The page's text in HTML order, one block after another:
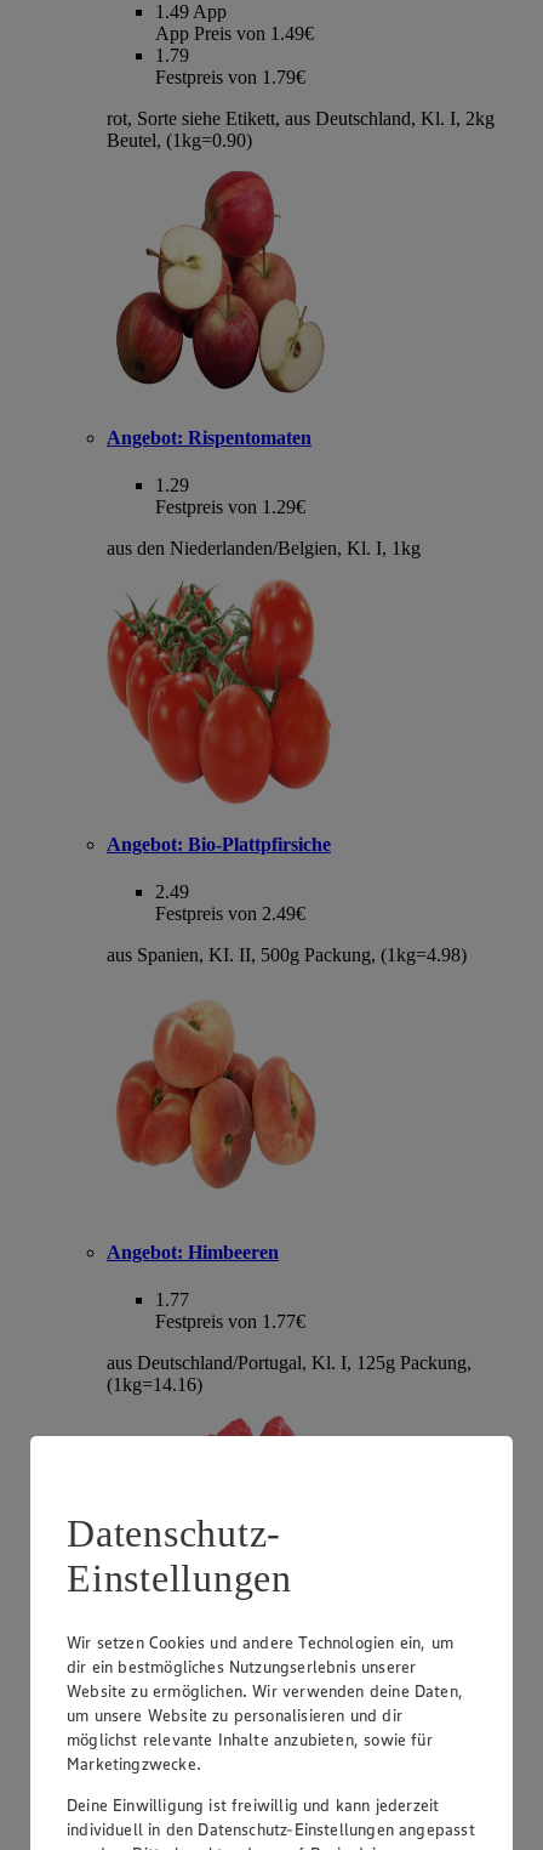
1.49 App
App Preis von 1.49€
1.79
Festpreis von 1.79€
rot, Sorte siehe Etikett, aus Deutschland, Kl. I, 2kg
Beutel, (1kg=0.90)
Angebot: Rispentomaten
1.29
Festpreis von 1.29€
aus den Niederlanden/Belgien, Kl. I, 1kg
Angebot: Bio-Plattpfirsiche
2.49
Festpreis von 2.49€
aus Spanien, KI. II, 500g Packung, (1kg=4.98)
Angebot: Himbeeren
1.77
Festpreis von 1.77€
aus Deutschland/Portugal, Kl. I, 125g Packung,
(1kg=14.16)
Angebot:Kirschen
0.59
Festpreis von 0.59€
Datenschutz-
Einstellungen
Wir setzen Cookies und andere Technologien ein, um
dir ein bestmögliches Nutzungserlebnis unserer
Website zu ermöglichen. Wir verwenden deine Daten,
um unsere Website zu personalisieren und dir
möglichst relevante Inhalte anzubieten, sowie für
Marketingzwecke.
Deine Einwilligung ist freiwillig und kann jederzeit
individuell in den Datenschutz-Einstellungen angepasst